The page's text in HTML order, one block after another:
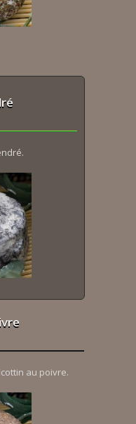
au poivre.